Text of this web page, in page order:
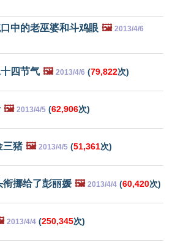
中的老巫婆和斗鸡眼 🖼️ 2013/4/6
四节气 🖼️ 2013/4/6 (79,822次)
🖼️ 2013/4/5 (62,906次)
三猪 🖼️ 2013/4/5 (51,361次)
衔挪给了彭丽媛 🖼️ 2013/4/4 (60,420次)
2013/4/4 (250,345次)